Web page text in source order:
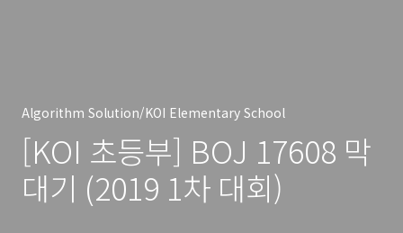
Algorithm Solution/KOI Elementary School
[KOI 초등부] BOJ 17608 막
대기 (2019 1차 대회)